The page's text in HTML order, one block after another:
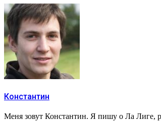
Константин
Меня зовут Константин. Я пишу о Ла Лиге,